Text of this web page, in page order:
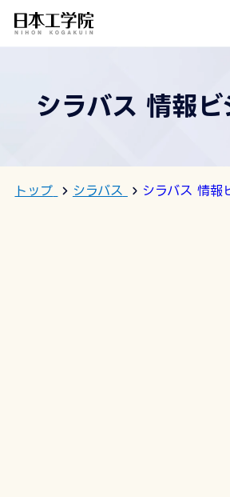
シラバス 情報
トップ シラバス シラバス 情報